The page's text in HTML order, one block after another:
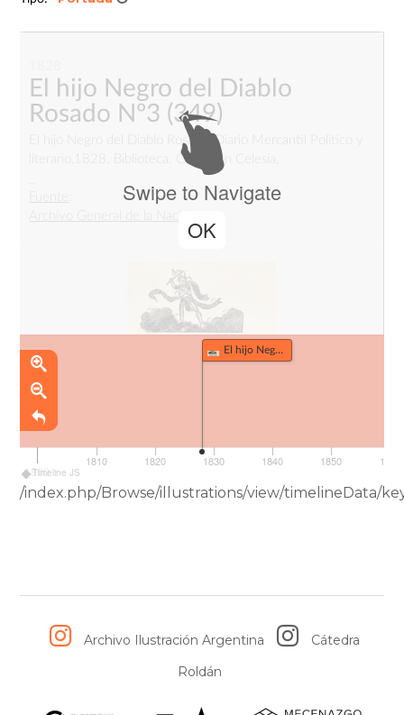
El hijo Negro del Diablo
Rosado Nº3 (349)
El hijo Negro del Diablo Rosado, Diario Mercantil Politico y
literario,1828. Biblioteca. Colección Celesia.
Swipe to Navigate
OK
Timeline JS
El hijo Negro del Diablo Rosado Nº3 (349)
1800
1810 1820 1830 1840 1850 1860
/index.php/Browse/illustrations/view/timelineData/
Archivo Ilustración Argentina
Cátedra
Roldán